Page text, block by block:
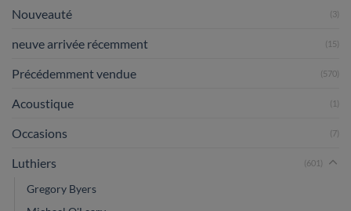
Nouveauté (3)
neuve arrivée récemment (15)
Précédemment vendue (570)
Acoustique (1)
Occasions (7)
Luthiers (601)
Gregory Byers